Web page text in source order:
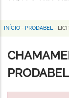
Trilha
de
navegação
INÍCIO - PRODABEL -
PRODABEL